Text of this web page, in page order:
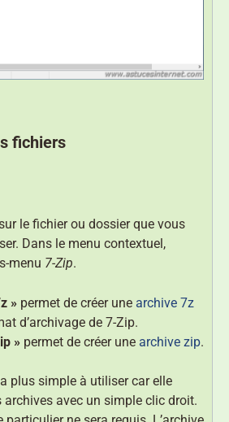
fichiers
le fichier ou dossier que vous
Dans le menu contextuel,
menu 7-Zip.
» permet de créer une archive 7z
d’archivage de 7-Zip.
» permet de créer une archive zip.
plus simple à utiliser car elle
archives avec un simple clic droit.